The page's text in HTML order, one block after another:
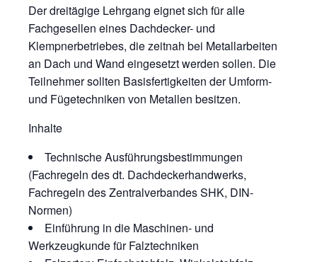
Der dreitägige Lehrgang eignet sich für alle
Fachgesellen eines Dachdecker- und
Klempnerbetriebes, die zeitnah bei Metallarbeiten
an Dach und Wand eingesetzt werden sollen. Die
Teilnehmer sollten Basisfertigkeiten der Umform-
und Fügetechniken von Metallen besitzen.
Inhalte
Technische Ausführungsbestimmungen
(Fachregeln des dt. Dachdeckerhandwerks,
Fachregeln des Zentralverbandes SHK, DIN-
Normen)
Einführung in die Maschinen- und
Werkzeugkunde für Falztechniken